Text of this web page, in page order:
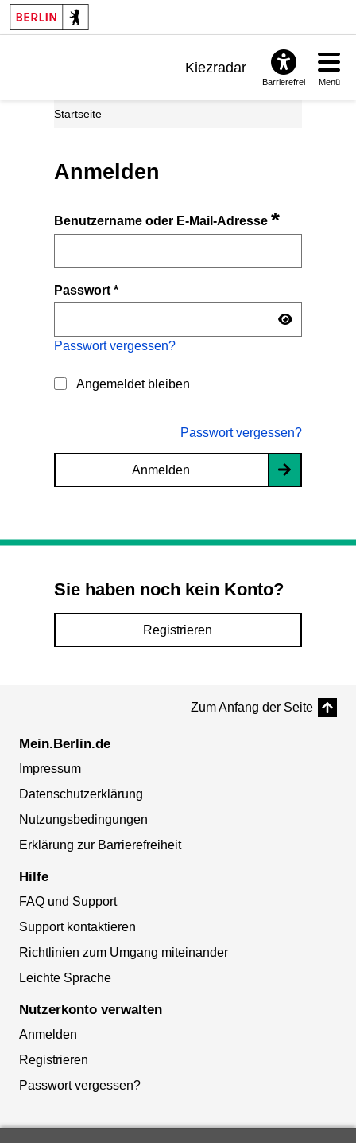
Kiezradar
Barrierefrei Menü
Startseite
Anmelden
Benutzername oder E-Mail-Adresse*
Passwort*
Passwort vergessen?
Angemeldet bleiben
Passwort vergessen?
Anmelden
Sie haben noch kein Konto?
Registrieren
Zum Anfang der Seite
Mein.Berlin.de
Impressum
Datenschutzerklärung
Nutzungsbedingungen
Erklärung zur Barrierefreiheit
Hilfe
FAQ und Support
Support kontaktieren
Richtlinien zum Umgang miteinander
Leichte Sprache
Nutzerkonto verwalten
Anmelden
Registrieren
Passwort vergessen?